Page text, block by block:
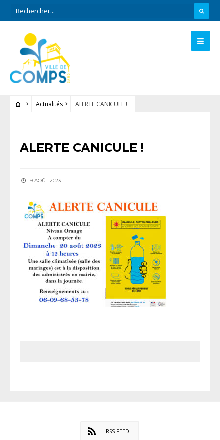
Actualités ALERTE CANICULE !
ALERTE CANICULE !
19 AOÛT 2023
RSS FEED